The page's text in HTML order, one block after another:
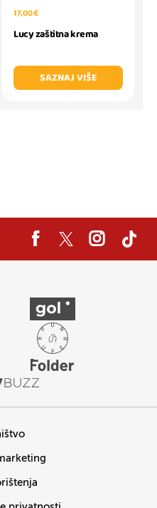
17,00 €
Lucy zaštitna krema
SAZNAJ VIŠE